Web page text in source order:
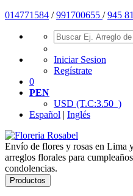
014771584 /991700655 /945
Iniciar Sesion
Regístrate
0
PEN
USD (T.C:3.50 )
Español | Inglés
Envío de flores y rosas en Lima
arreglos florales para
condolencias.
Productos